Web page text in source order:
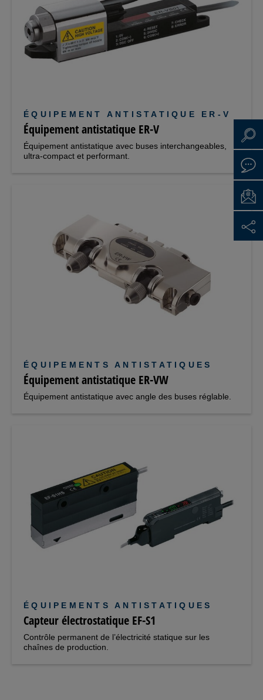
ÉQUIPEMENT ANTISTATIQUE ER-V
Équipement antistatique ER-V
Équipement antistatique avec buses interchangeables,
ultra-compact et performant.
ÉQUIPEMENTS ANTISTATIQUES
Équipement antistatique ER-VW
Équipement antistatique avec angle des buses réglable.
ÉQUIPEMENTS ANTISTATIQUES
Capteur électrostatique EF-S1
Contrôle permanent de l’électricité statique sur les
chaînes de production.